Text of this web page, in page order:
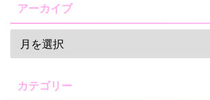
アーカイブ
カテゴリー